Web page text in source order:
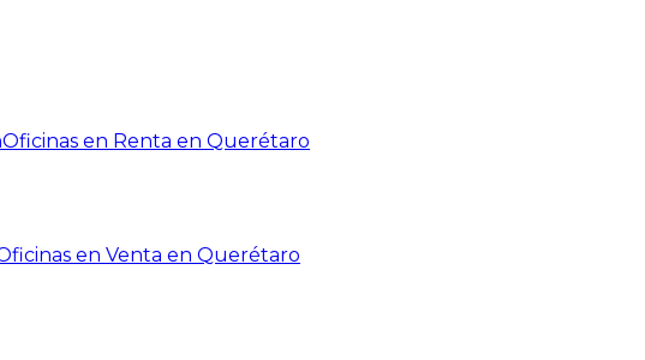
Oficinas en Renta en Querétaro
en Venta en Querétaro